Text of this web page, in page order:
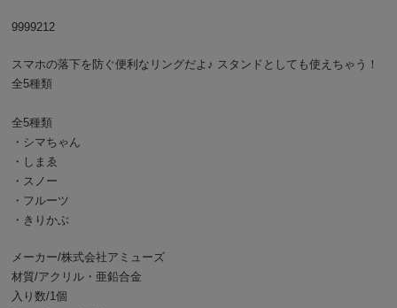
9999212
スマホの落下を防ぐ便利なリングだよ♪ スタンドとしても使えちゃう！
全5種類
全5種類
・シマちゃん
・しまゑ
・スノー
・フルーツ
・きりかぶ
メーカー/株式会社アミューズ
材質/アクリル・亜鉛合金
入り数/1個